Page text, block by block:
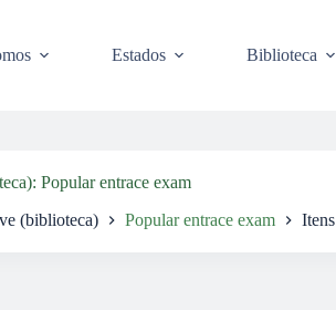
Estados Biblioteca
Popular entrace exam
(biblioteca) Popular entrace exam Itens